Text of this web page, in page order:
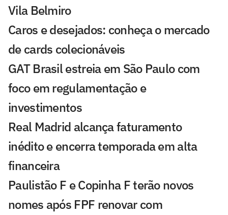
Vila Belmiro
Caros e desejados: conheça o mercado
de cards colecionáveis
GAT Brasil estreia em São Paulo com
foco em regulamentação e
investimentos
Real Madrid alcança faturamento
inédito e encerra temporada em alta
financeira
Paulistão F e Copinha F terão novos
nomes após FPF renovar com